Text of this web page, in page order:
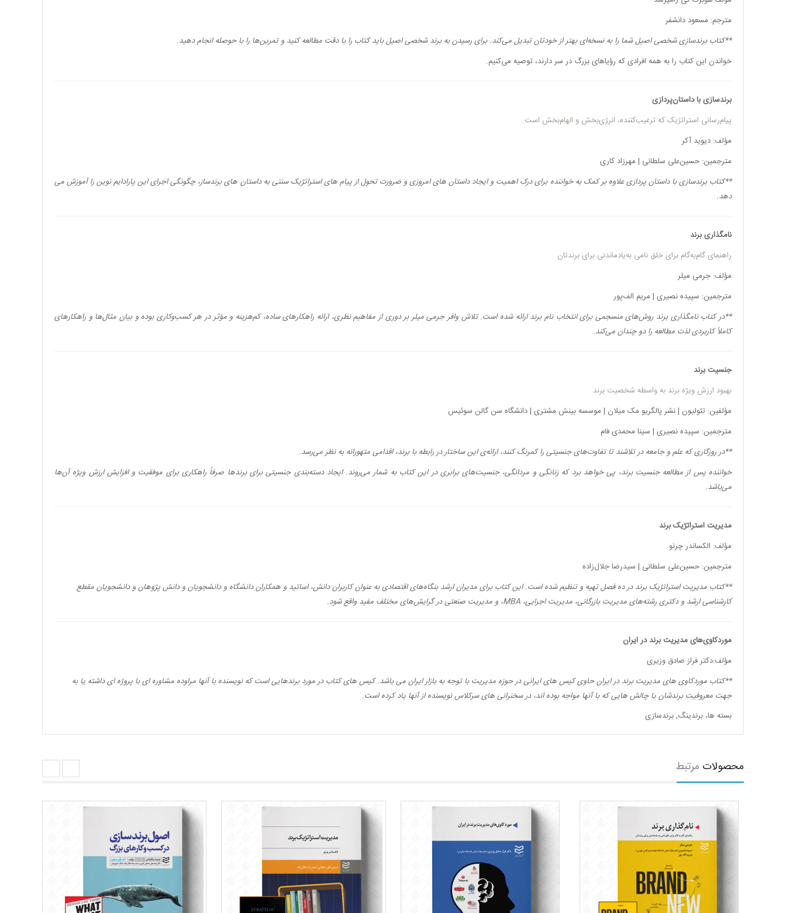
مترجم: مسعود دانشفر
**کتاب برندسازی شخصی اصیل شما را به نسخه‌ای بهتر از خودتان تبدیل می‌کند. برای رسیدن به برند شخصی اصیل باید کتاب را با دقت مطالعه کنید و تمرین‌ها را با حوصله انجام دهید.
خواندن این کتاب را به همه افرادی که رؤیاهای بزرگ در سر دارند، ‌توصیه می‌کنیم.
برندسازی با داستان‌پردازی
پیام‌رسانی استراتژیک که ترغیب‌کننده، انرژی‌بخش و الهام‌بخش است.
مؤلف: دیوید آکر
مترجمین: حسین‌علی سلطانی | مهرزاد کاری
**کتاب برندسازی با داستان پردازی علاوه بر کمک به خواننده برای درک اهمیت و ایجاد داستان های امروزی و ضرورت تحول از پیام های استراتژیک سنتی به داستان های برندساز، چگونگی اجرای این پارادایم نوین را آموزش می
دهد.
نامگذاری برند
راهنمای گام‌به‌گام برای خلق نامی به‌یادماندنی برای برندتان
مؤلف: جرمی میلر
مترجمین: سپیده نصیری | مریم الف‌پور
**در کتاب نامگذاری برند روش‌های منسجمی برای انتخاب نام برند ارائه شده است. تلاش وافر جرمی میلر بر دوری از مفاهیم نظری، ارائه راهکارهای ساده، کم‌هزینه و مؤثر در هر کسب‌وکاری بوده و بیان مثال‌ها و راهکارهای
کاملاً کاربردی لذت مطالعه را دو چندان می‌کند.
جنسیت برند
بهبود ارزش ویژه برند به واسطه شخصیت برند
مؤلفین: تئولیون | نشر پالگریو مک میلان | موسسه بینش مشتری | دانشگاه سن گالن سوئیس
مترجمین: سپیده نصیری | سینا محمدی فام
**در روزگاری که علم و جامعه در تلاشند تا تفاوت‌های جنسیتی را کمرنگ کنند، ارائه‌ی این ساختار در رابطه با برند، اقدامی متهورانه به نظر می‌رسد.
خواننده پس از مطالعه جنسیت برند، پی خواهد برد که زنانگی و مردانگی، جنسیت‌های برابری در این کتاب به شمار می‌روند. ایجاد دسته‌بندی جنسیتی برای برندها صرفاً راهکاری برای موفقیت و افزایش ارزش ویژه آن‌ها
می‌باشد.
مدیریت استراتژیک برند
مؤلف: الکساندر چرنو
مترجمین: حسین‌علی سلطانی | سیدرضا جلال‌زاده
**کتاب مدیریت استراتژیک برند در ده فصل تهیه و تنظیم شده است. این کتاب برای مدیران ارشد بنگاه‌های اقتصادی به عنوان کاربران دانش، اساتید و همکاران دانشگاه و دانشجویان و دانش پژوهان و دانشجویان مقطع
کارشناسی ارشد و دکتری رشته‌های مدیریت بازرگانی، مدیریت اجرایی، MBA، و مدیریت صنعتی در گرایش‌های مختلف مفید واقع شود.
موردکاوی‌های مدیریت برند در ایران
مؤلف:دکتر فراز صادق وزیری
**کتاب موردکاوی های مدیریت برند در ایران حاوی کیس های ایرانی در حوزه مدیریت با توجه به بازار ایران می باشد. کیس های کتاب در مورد برندهایی است که نویسنده با آنها مراوده مشاوره ای با پروژه ای داشته یا به
جهت معروفیت برندشان یا چالش هایی که با آنها مواجه بوده اند، در سخنرانی های سرکلاس نویسنده از آنها یاد کرده است.
بسته ها، برندینگ,برندسازی
محصولات مرتبط